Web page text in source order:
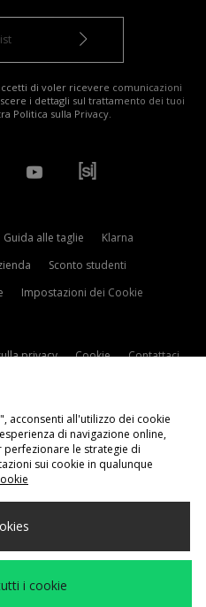
di voler ricevere comunicazioni
i dettagli sul trattamento dei tuoi
Politica sulla Privacy
Guida alle taglie
Klarna
Sconto studenti
Impostazioni dei Cookie
privacy Cookie
Contattaci
Paese
metodi di pagamento
acconsenti all'utilizzo dei cookie
di navigazione online,
le strategie di
sui cookie in qualunque
i cookie